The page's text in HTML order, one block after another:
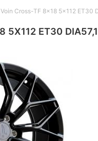
5X112 ET30
Voin Cross-TF 8x18 5x112 ET30